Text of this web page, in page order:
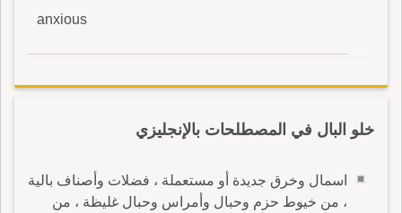
anxious
خلو البال في المصطلحات بالإنجليزي
اسمال وخرق جديدة أو مستعملة ، فضلات وأصناف بالية
، من خيوط حزم وحبال وأمراس وحبال غليظة ، من